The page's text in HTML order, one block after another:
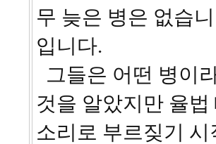
무 늦은 병은 없습
입니다.
그들은 어떤 병이
것을 알았지만 율
소리로 부르짖기